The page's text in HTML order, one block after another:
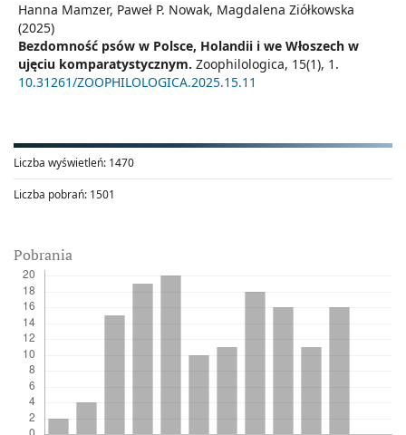
Hanna Mamzer, Paweł P. Nowak, Magdalena Ziółkowska
(2025)
Bezdomność psów w Polsce, Holandii i we Włoszech w
ujęciu komparatystycznym. Zoophilologica, 15(1), 1.
10.31261/ZOOPHILOLOGICA.2025.15.11
Liczba wyświetleń: 1470
Liczba pobrań: 1501
Pobrania